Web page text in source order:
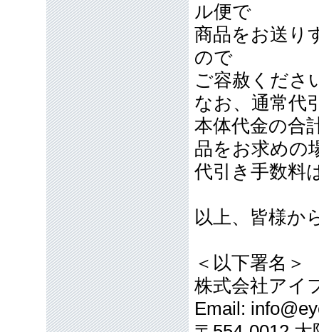
ル便で
商品をお送り
ので
ご容赦くださ
なお、通常代
本体代金の合
品をお求めの
代引き手数料
以上、皆様か
＜以下署名＞
株式会社アイ
Email: